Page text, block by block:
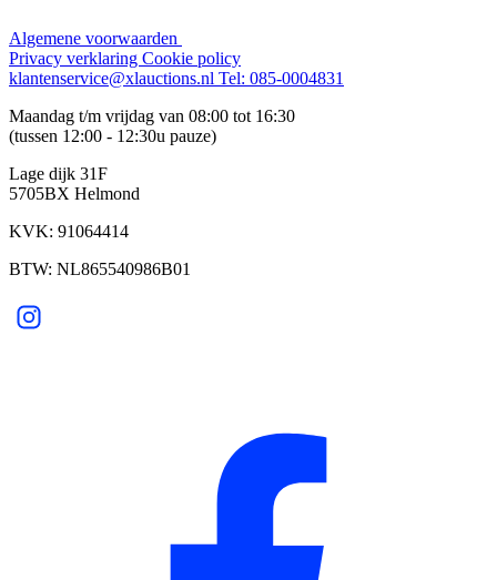
Algemene voorwaarden
Privacy verklaring Cookie policy
klantenservice@xlauctions.nl Tel: 085-0004831
Maandag t/m vrijdag van 08:00 tot 16:30
(tussen 12:00 - 12:30u pauze)
Lage dijk 31F
5705BX Helmond
KVK: 91064414
BTW: NL865540986B01